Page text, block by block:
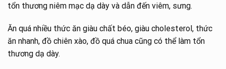
tổn thương niêm mạc dạ dày và dẫn đến viêm, sưng.
Ăn quá nhiều thức ăn giàu chất béo, giàu cholesterol, thức
ăn nhanh, đồ chiên xào, đồ quá chua cũng có thể làm tổn
thương dạ dày.